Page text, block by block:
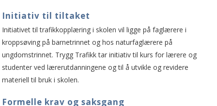
Initiativ til tiltaket
Initiativet til trafikkopplæring i skolen vil ligge på faglærere i
kroppsøving på barnetrinnet og hos naturfaglærere på
ungdomstrinnet. Trygg Trafikk tar initiativ til kurs for lærere og
studenter ved lærerutdanningene og til å utvikle og revidere
materiell til bruk i skolen.
Formelle krav og saksgang